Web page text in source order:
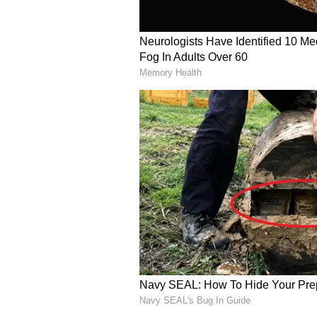
ಸೂರ್ಯ ರೇಖೆ ಅಥವಾ ಅಪೊಲೊ ರೇಖೆಯು
ಪ್ರತಿನಿಧಿಸುತ್ತದೆ. ಎದ್ದು
ಜೀವನವನ್ನು ಪರಿಣಾಮಕಾರಿಯಾಗಿ
ಸೂರ್ಯ ರೇಖೆಯು ಆತ್ಮವಿಶ್ವಾಸ ಮತ್ತು
5
6